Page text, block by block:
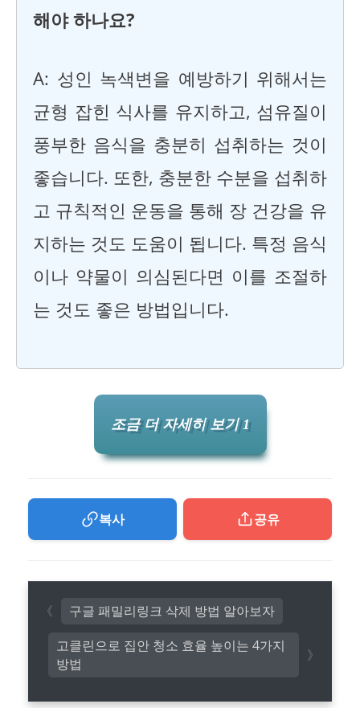
해야 하나요?
A: 성인 녹색변을 예방하기 위해서는
균형 잡힌 식사를 유지하고, 섬유질이
풍부한 음식을 충분히 섭취하는 것이
좋습니다. 또한, 충분한 수분을 섭취하
고 규칙적인 운동을 통해 장 건강을 유
지하는 것도 도움이 됩니다. 특정 음식
이나 약물이 의심된다면 이를 조절하
는 것도 좋은 방법입니다.
조금 더 자세히 보기 1
복사 공유
고클린으로 집안 청소 효율 높이는 4가지
방법
구글 패밀리링크 삭제 방법 알아보자